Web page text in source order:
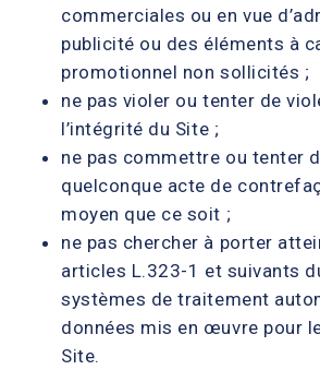
commerciales ou en vue
publicité ou des éléments à
promotionnel non sollicités ;
ne pas violer ou tenter de
l’intégrité du Site ;
ne pas commettre ou tenter
quelconque acte de
moyen que ce soit ;
ne pas chercher à porter
articles L.323-1 et suivants
systèmes de traitement
données mis en œuvre pour
Site.